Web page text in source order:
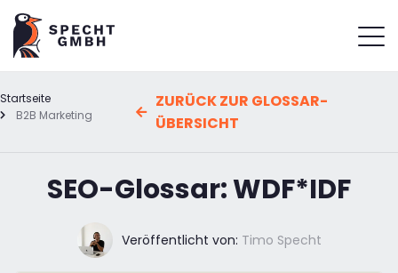
Startseite
B2B Marketing
ZURÜCK ZUR GLOSSAR-
ÜBERSICHT
SEO-Glossar: WDF*IDF
Veröffentlicht von: Timo Specht